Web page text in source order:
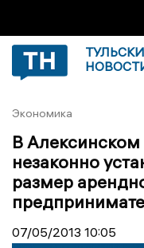
Экономика
В Алексинском
незаконно
размер
07/05/2013 10:05